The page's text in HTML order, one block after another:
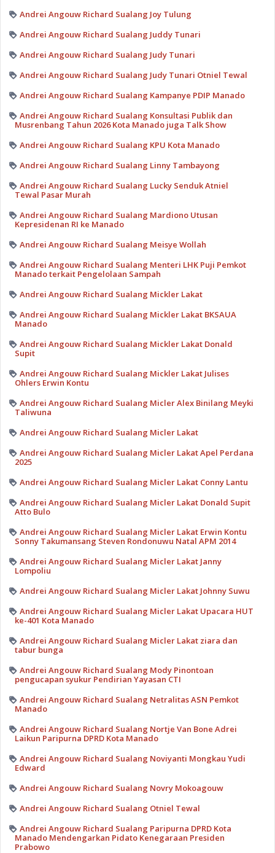
Andrei Angouw Richard Sualang Joy Tulung
Andrei Angouw Richard Sualang Juddy Tunari
Andrei Angouw Richard Sualang Judy Tunari
Andrei Angouw Richard Sualang Judy Tunari Otniel Tewal
Andrei Angouw Richard Sualang Kampanye PDIP Manado
Andrei Angouw Richard Sualang Konsultasi Publik dan
Musrenbang Tahun 2026 Kota Manado juga Talk Show
Andrei Angouw Richard Sualang KPU Kota Manado
Andrei Angouw Richard Sualang Linny Tambayong
Andrei Angouw Richard Sualang Lucky Senduk Atniel
Tewal Pasar Murah
Andrei Angouw Richard Sualang Mardiono Utusan
Kepresidenan RI ke Manado
Andrei Angouw Richard Sualang Meisye Wollah
Andrei Angouw Richard Sualang Menteri LHK Puji Pemkot
Manado terkait Pengelolaan Sampah
Andrei Angouw Richard Sualang Mickler Lakat
Andrei Angouw Richard Sualang Mickler Lakat BKSAUA
Manado
Andrei Angouw Richard Sualang Mickler Lakat Donald
Supit
Andrei Angouw Richard Sualang Mickler Lakat Julises
Ohlers Erwin Kontu
Andrei Angouw Richard Sualang Micler Alex Binilang Meyki
Taliwuna
Andrei Angouw Richard Sualang Micler Lakat
Andrei Angouw Richard Sualang Micler Lakat Apel Perdana
2025
Andrei Angouw Richard Sualang Micler Lakat Conny Lantu
Andrei Angouw Richard Sualang Micler Lakat Donald Supit
Atto Bulo
Andrei Angouw Richard Sualang Micler Lakat Erwin Kontu
Sonny Takumansang Steven Rondonuwu Natal APM 2014
Andrei Angouw Richard Sualang Micler Lakat Janny
Lompoliu
Andrei Angouw Richard Sualang Micler Lakat Johnny Suwu
Andrei Angouw Richard Sualang Micler Lakat Upacara HUT
ke-401 Kota Manado
Andrei Angouw Richard Sualang Micler Lakat ziara dan
tabur bunga
Andrei Angouw Richard Sualang Mody Pinontoan
pengucapan syukur Pendirian Yayasan CTI
Andrei Angouw Richard Sualang Netralitas ASN Pemkot
Manado
Andrei Angouw Richard Sualang Nortje Van Bone Adrei
Laikun Paripurna DPRD Kota Manado
Andrei Angouw Richard Sualang Noviyanti Mongkau Yudi
Edward
Andrei Angouw Richard Sualang Novry Mokoagouw
Andrei Angouw Richard Sualang Otniel Tewal
Andrei Angouw Richard Sualang Paripurna DPRD Kota
Manado Mendengarkan Pidato Kenegaraan Presiden
Prabowo